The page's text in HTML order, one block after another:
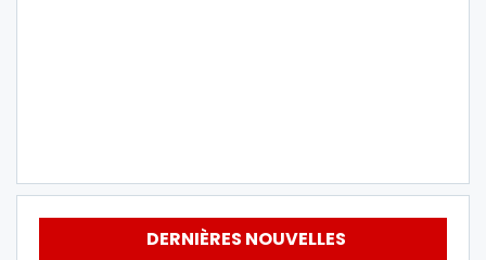
DERNIÈRES NOUVELLES